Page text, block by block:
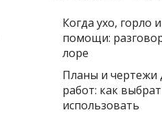
Когда ухо, горло
помощи:
лоре
Планы и чертежи
работ: как
использовать